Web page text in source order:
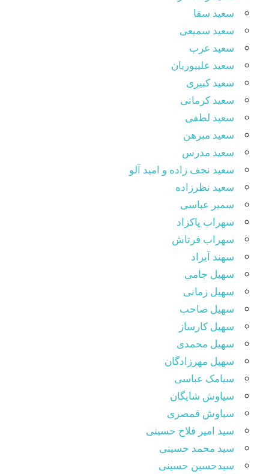
سعید سقا
سعید سمیعی
سعید عرب
سعید علیپوریان
سعید کبیری
سعید کرمانی
سعید لطفی
سعید مبرهن
سعید مدرس
سعید نجف زاده و امید آلو
سعید نظرزاده
سمیر عباسی
سهراب پاکزاد
سهراب فرتاش
سهند آیراد
سهیل جامی
سهیل زمانی
سهیل صاحب
سهیل کارساز
سهیل محمدی
سهیل مهرزادگان
سیامک عباسی
سیاوش شایگان
سیاوش قمصری
سید امیر فلاح حسینی
سید محمد حسینی
سیدحسین حسینی